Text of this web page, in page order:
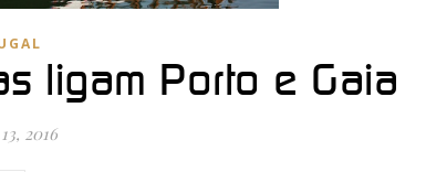
ligam Porto e Gaia
2016